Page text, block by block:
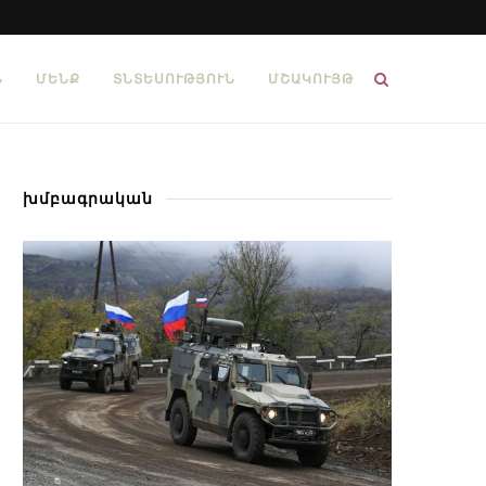
ՄԵՆՔ ՏՆՏԵՍՈՒԹՅՈՒՆ ՄՇԱԿՈՒՅԹ
խմբագրական